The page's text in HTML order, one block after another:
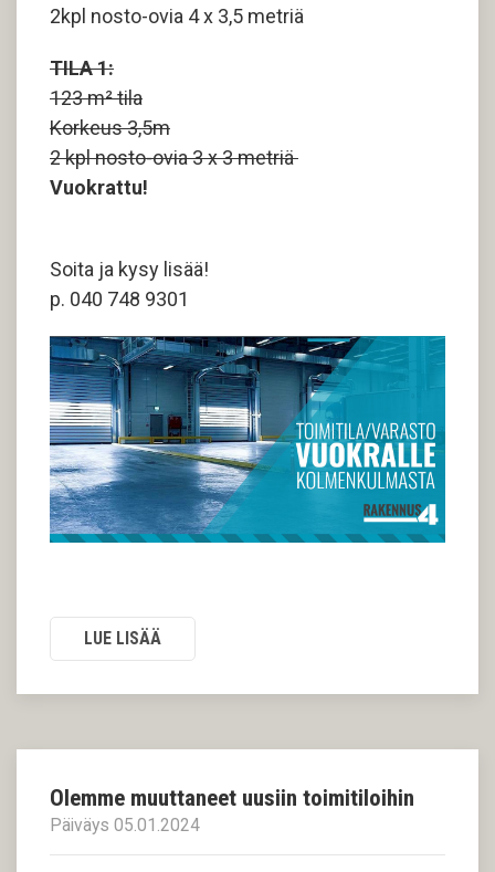
2kpl nosto-ovia 4 x 3,5 metriä
TILA 1:
123 m² tila
Korkeus 3,5m
2 kpl nosto-ovia 3 x 3 metriä
Vuokrattu!
Soita ja kysy lisää!
p. 040 748 9301
LUE LISÄÄ
Olemme muuttaneet uusiin toimitiloihin
Päiväys 05.01.2024